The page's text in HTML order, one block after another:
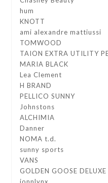
hum
KNOTT
ami alexandre mattiussi
TOMWOOD
TAION EXTRA UTILITY
MARIA BLACK
Lea Clement
H BRAND
PELLICO SUNNY
Johnstons
ALCHIMIA
Danner
NOMA t.d.
sunny sports
VANS
GOLDEN GOOSE